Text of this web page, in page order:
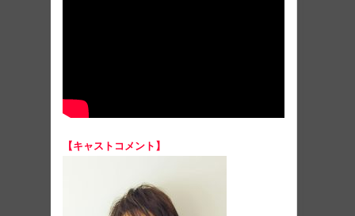
【キャストコメント】